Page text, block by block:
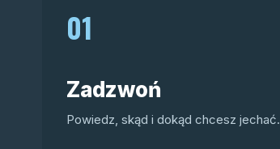
01
Zadzwoń
Powiedz, skąd i dokąd chcesz jechać.